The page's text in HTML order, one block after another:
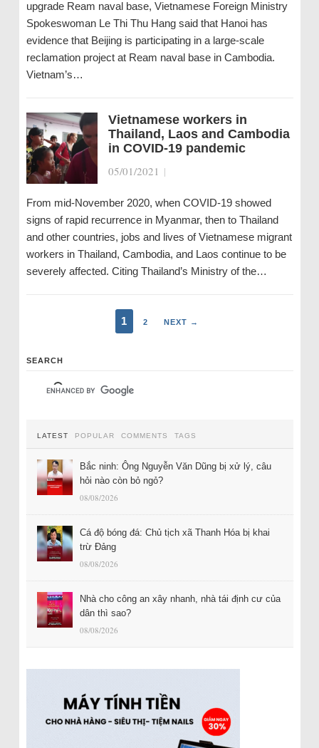
upgrade Ream naval base, Vietnamese Foreign Ministry
Spokeswoman Le Thi Thu Hang said that Hanoi has
evidence that Beijing is participating in a large-scale
reclamation project at Ream naval base in Cambodia.
Vietnam’s…
Vietnamese workers in
Thailand, Laos and Cambodia
in COVID-19 pandemic
05/01/2021 |
From mid-November 2020, when COVID-19 showed
signs of rapid recurrence in Myanmar, then to Thailand
and other countries, jobs and lives of Vietnamese migrant
workers in Thailand, Cambodia, and Laos continue to be
severely affected. Citing Thailand’s Ministry of the…
1 2 NEXT →
SEARCH
LATEST POPULAR COMMENTS TAGS
Bắc ninh: Ông Nguyễn Văn Dũng bị xử lý, câu
hỏi nào còn bỏ ngỏ?
08/08/2026
Cá độ bóng đá: Chủ tịch xã Thanh Hóa bị khai
trừ Đảng
08/08/2026
Nhà cho công an xây nhanh, nhà tái định cư của
dân thì sao?
08/08/2026